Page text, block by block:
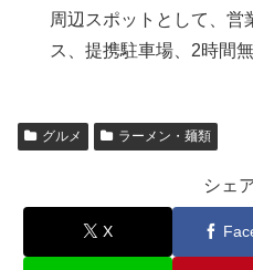
周辺スポットとして、営
ス、提携駐車場、2時間
グルメ ラーメン・麺類
シェ
X